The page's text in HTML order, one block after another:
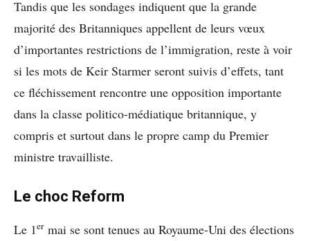
Tandis que les sondages indiquent que la grande
majorité des Britanniques appellent de leurs vœux
d’importantes restrictions de l’immigration, reste à voir
si les mots de Keir Starmer seront suivis d’effets, tant
ce fléchissement rencontre une opposition importante
dans la classe politico-médiatique britannique, y
compris et surtout dans le propre camp du Premier
ministre travailliste.
Le choc Reform
Le 1er mai se sont tenues au Royaume-Uni des élections